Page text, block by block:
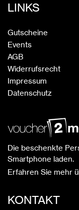
LINKS
Gutscheine
Events
AGB
Widerrufsrecht
Impressum
Datenschutz
Die beschenkte
Smartphone laden.
Erfahren Sie mehr
KONTAKT